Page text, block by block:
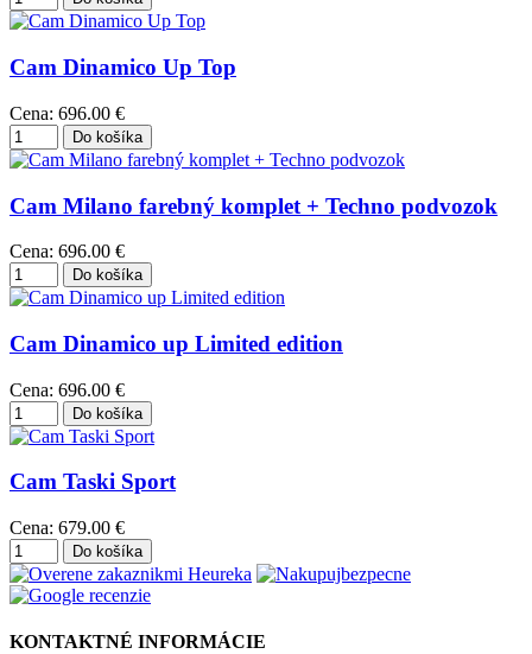
Cam Dinamico Up Top
Cena: 696.00 €
Cam Milano farebný komplet + Techno podvozok
Cena: 696.00 €
Cam Dinamico up Limited edition
Cena: 696.00 €
Cam Taski Sport
Cena: 679.00 €
KONTAKTNÉ INFORMÁCIE